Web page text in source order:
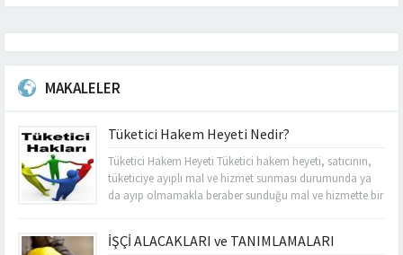
MAKALELER
Tüketici Hakem Heyeti Nedir?
Tüketici Hakem Heyeti Tüketici hakem heyeti, satıcının,
tüketiciye ayıplı mal ve hizmet sunması durumunda ya
da ayıp olmamakla beraber sunduğu mal ve hizmette bir
Korunması Hakkında Kanun madde 66’da “Bakanlık,
İŞÇİ ALACAKLARI ve TANIMLAMALARI